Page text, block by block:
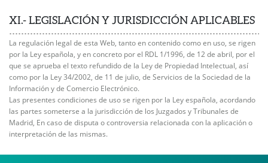
XI.- LEGISLACIÓN Y JURISDICCIÓN APLICABLES
La regulación legal de esta Web, tanto en contenido como en uso, se rigen
por la Ley española, y en concreto por el RDL 1/1996, de 12 de abril, por el
que se aprueba el texto refundido de la Ley de Propiedad Intelectual, así
como por la Ley 34/2002, de 11 de julio, de Servicios de la Sociedad de la
Información y de Comercio Electrónico.
Las presentes condiciones de uso se rigen por la Ley española, acordando
las partes someterse a la jurisdicción de los Juzgados y Tribunales de
Madrid, En caso de disputa o controversia relacionada con la aplicación o
interpretación de las mismas.